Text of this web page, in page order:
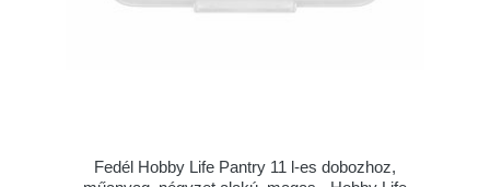
Fedél Hobby Life Pantry 11 l-es dobozhoz,